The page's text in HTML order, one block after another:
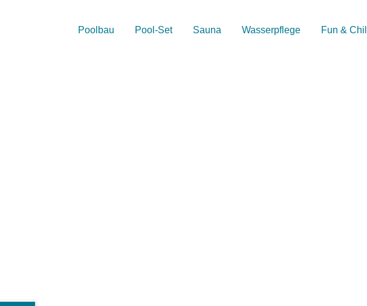
Poolbau Pool-Set Sauna Wasserpflege Fun & Chill